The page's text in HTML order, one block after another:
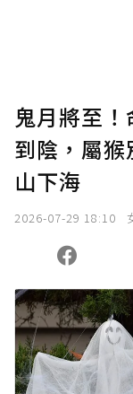
您當前剩餘
鬼月將至
到陰，屬
山下海
2026-07-29 18:10